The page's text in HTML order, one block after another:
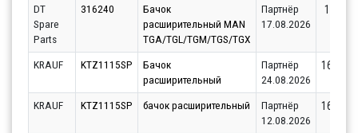
DT
Spare
Parts
316240
Бачок
расширительный MAN
TGA/TGL/TGM/TGS/TGX
Партнёр
17.08.2026
KRAUF KTZ1115SP
Бачок
расширительный
Партнёр
24.08.2026
KRAUF KTZ1115SP бачок расширительный
Партнёр
12.08.2026